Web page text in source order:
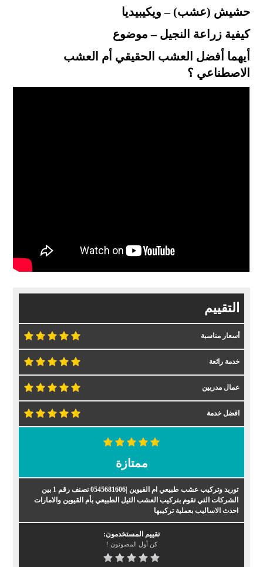
حشيش (عشب) – ويكيبيديا
كيفية زراعة النجيل – موضوع
أيهما أفضل العشب الحقيقي أم العشب
الاصطناعي ؟
التقييم
أسعار مناسبة
خدمة رائعة
عمال مدربين
افضل خدمة
ممتازة
توريد وتركيب عشب طبيعي ام القيوين |0545681606 نصنف رقم 1 بين
الشركات التي تقوم بتركيب العشب الثيل الطبيعي بأم القيوين والامارات
احدث الاساليب بعملية تركيبها
تقييم المستخدمون:
كن أول المصوتون !